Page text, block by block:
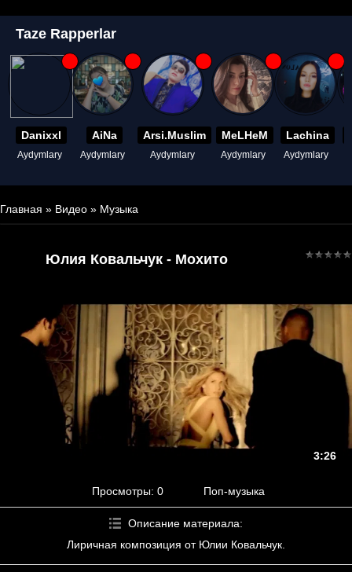
Taze Rapperlar
Danixxl
Aydymlary
AiNa
Aydymlary
Arsi.Muslim
Aydymlary
MeLHeM
Aydymlary
Lachina
Aydymlary
Главная » Видео » Музыка
Юлия Ковальчук - Мохито
3:26
Просмотры: 0 Поп-музыка
Описание материала:
Лиричная композиция от Юлии Ковальчук.